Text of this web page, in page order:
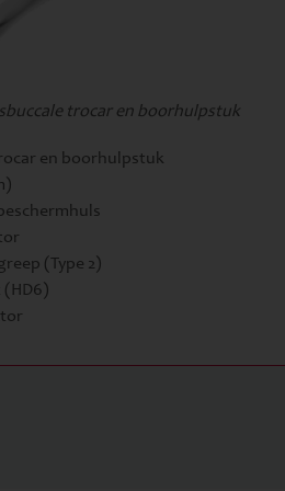
trocar en boorhulpstuk
en boorhulpstuk
(Type 2)
(HD6)